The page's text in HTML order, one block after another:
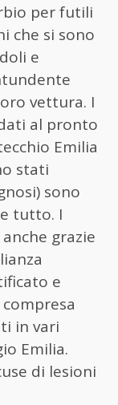
per futili
che si sono
e
vettura. I
al pronto
Emilia
stati
sono
tutto. I
grazie
e
in vari
Emilia.
di lesioni